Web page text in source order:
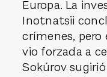
Europa. La
Inotnatsii
crímenes, pero
vio forzada a
Sokúrov